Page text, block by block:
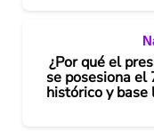
¿Por qué el
se posesiona el
histórico y